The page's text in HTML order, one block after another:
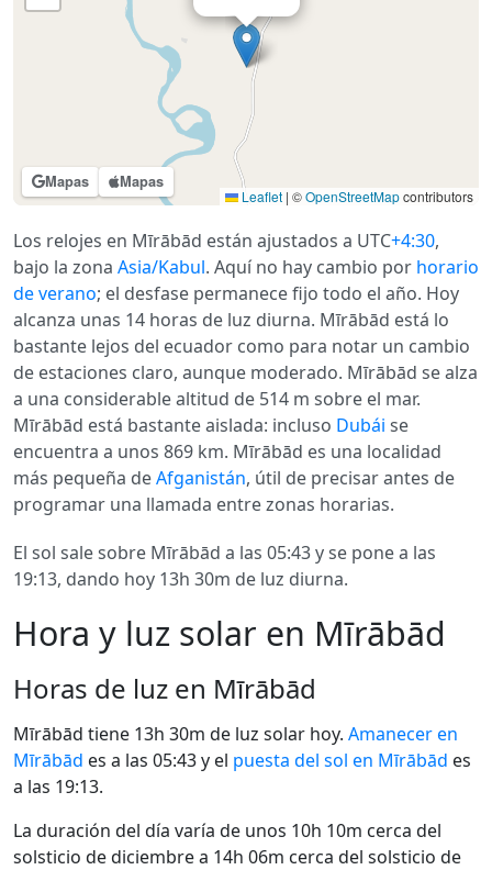
Mapas Mapas
Leaflet | ©OpenStreetMapcontributors
Los relojes en Mīrābād están ajustados a UTC+4:30,
bajo la zona Asia/Kabul. Aquí no hay cambio por horario
de verano; el desfase permanece fijo todo el año. Hoy
alcanza unas 14 horas de luz diurna. Mīrābād está lo
bastante lejos del ecuador como para notar un cambio
de estaciones claro, aunque moderado. Mīrābād se alza
a una considerable altitud de 514 m sobre el mar.
Mīrābād está bastante aislada: incluso Dubái se
encuentra a unos 869 km. Mīrābād es una localidad
más pequeña deAfganistán, útil de precisar antes de
programar una llamada entre zonas horarias.
El sol sale sobre Mīrābād a las 05:43 y se pone a las
19:13, dando hoy 13h 30m de luz diurna.
Hora y luz solar en Mīrābād
Horas de luz en Mīrābād
Mīrābād tiene 13h 30m de luz solar hoy. Amanecer en
Mīrābād es a las 05:43 y el puesta del sol en Mīrābād es
a las 19:13.
La duración del día varía de unos 10h 10m cerca del
solsticio de diciembre a 14h 06m cerca del solsticio de